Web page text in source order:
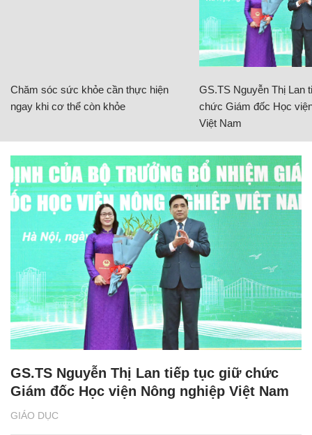
Chăm sóc sức khỏe cần thực hiện
ngay khi cơ thể còn khỏe
GS.TS Nguyễn Thị Lan
chức Giám đốc Học
Việt Nam
GIÁO DỤC
GS.TS Nguyễn Thị Lan tiếp tục giữ chức
Giám đốc Học viện Nông nghiệp Việt Nam